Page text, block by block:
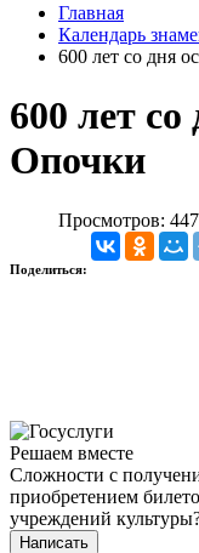
Главная
Календарь
600 лет со дня
600 лет
Опочки
Просмотров: 447
Поделиться:
Решаем вместе
Сложности с
приобретением
учреждений
Написать